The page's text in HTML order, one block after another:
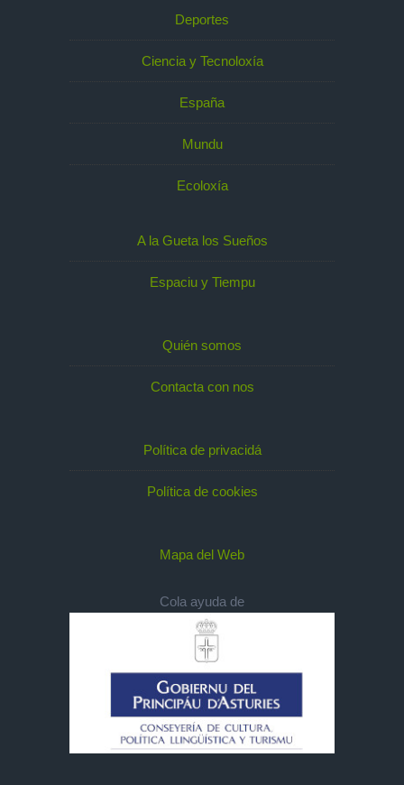
Deportes
Ciencia y Tecnoloxía
España
Mundu
Ecoloxía
A la Gueta los Sueños
Espaciu y Tiempu
Quién somos
Contacta con nos
Política de privacidá
Política de cookies
Mapa del Web
Cola ayuda de